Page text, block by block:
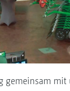
gemeinsam mit